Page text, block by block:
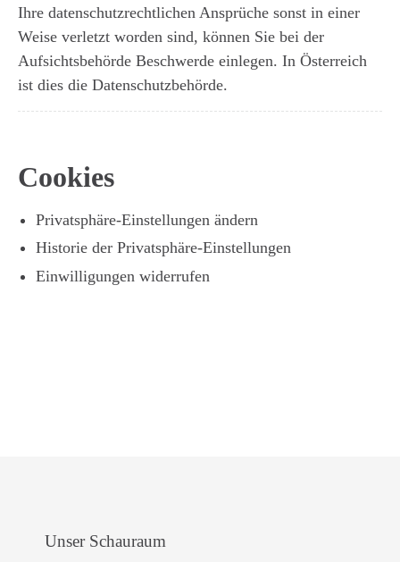
Ihre datenschutzrechtlichen Ansprüche sonst in einer
Weise verletzt worden sind, können Sie bei der
Aufsichtsbehörde Beschwerde einlegen. In Österreich
ist dies die Datenschutzbehörde.
Cookies
Privatsphäre-Einstellungen ändern
Historie der Privatsphäre-Einstellungen
Einwilligungen widerrufen
Unser Schauraum